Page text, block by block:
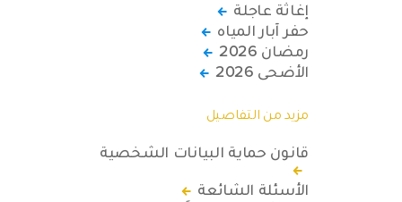
إغاثة عاجلة
حفر آبار المياه
رمضان 2026
الأضحى 2026
مزيد من التفاصيل
قانون حماية البيانات الشخصية
الأسئلة الشائعة